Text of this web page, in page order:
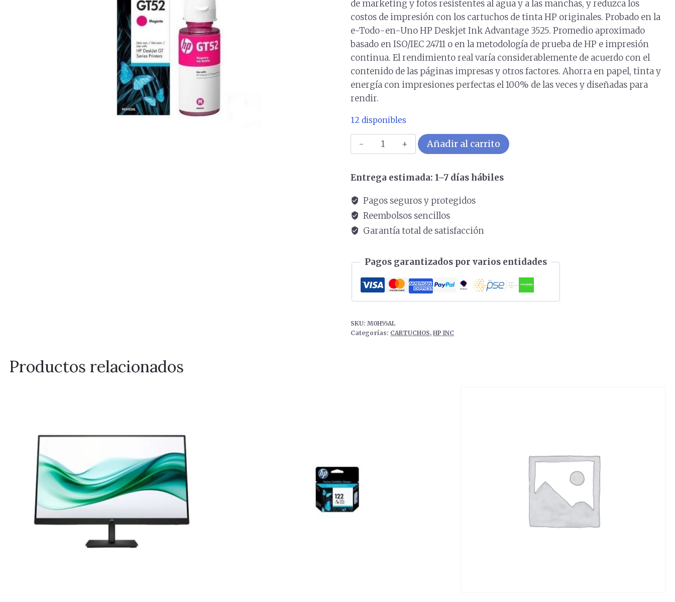
de marketing y fotos resistentes al agua y a las manchas, y reduzca los
costos de impresión con los cartuchos de tinta HP originales. Probado en la
e-Todo-en-Uno HP Deskjet Ink Advantage 3525. Promedio aproximado
basado en ISO/IEC 24711 o en la metodología de prueba de HP e impresión
continua. El rendimiento real varía considerablemente de acuerdo con el
contenido de las páginas impresas y otros factores. Ahorra en papel, tinta y
energía con impresiones perfectas el 100% de las veces y diseñadas para
rendir.
12 disponibles
Cartucho
HP
GT52
Añadir al carrito
Entrega estimada: 1–7 días hábiles
Pagos seguros y protegidos
Reembolsos sencillos
Garantía total de satisfacción
Pagos garantizados por varios entidades
SKU:M0H55AL
Categorías: CARTUCHOS,HP INC
Productos relacionados